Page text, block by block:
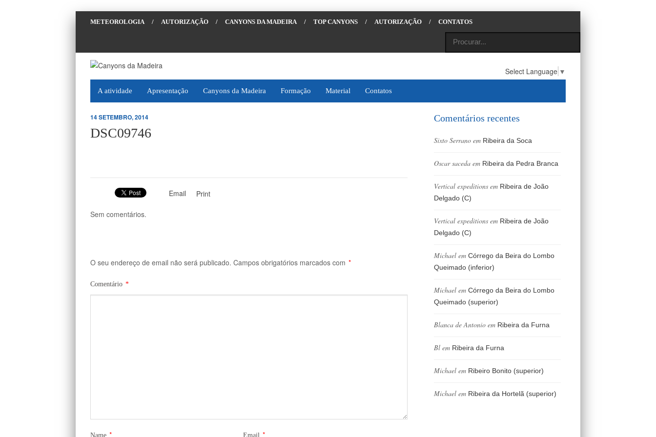
METEOROLOGIA / AUTORIZAÇÃO / CANYONS DA MADEIRA / TOP CANYONS / AUTORIZAÇÃO / CONTATOS
Select Language ▼
A atividade Apresentação Canyons da Madeira Formação Material Contatos
14 SETEMBRO, 2014
DSC09746
Email Print
Sem comentários.
O seu endereço de email não será publicado. Campos obrigatórios marcados com *
Comentário *
Name * Email *
Comentários recentes
Sixto Serrano em Ribeira da Soca
Oscar saceda em Ribeira da Pedra Branca
Vertical expeditions em Ribeira de João
Delgado (C)
Vertical expeditions em Ribeira de João
Delgado (C)
Michael em Córrego da Beira do Lombo
Queimado (inferior)
Michael em Córrego da Beira do Lombo
Queimado (superior)
Blanca de Antonio em Ribeira da Furna
Bl em Ribeira da Furna
Michael em Ribeiro Bonito (superior)
Michael em Ribeira da Hortelã (superior)